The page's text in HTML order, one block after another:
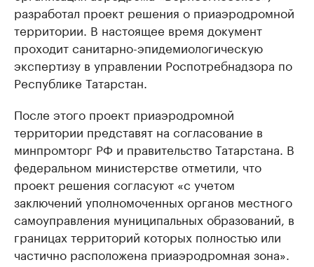
разработал проект решения о приаэродромной
территории. В настоящее время документ
проходит санитарно-эпидемиологическую
экспертизу в управлении Роспотребнадзора по
Республике Татарстан.
После этого проект приаэродромной
территории представят на согласование в
минпромторг РФ и правительство Татарстана. В
федеральном министерстве отметили, что
проект решения согласуют «с учетом
заключений уполномоченных органов местного
самоуправления муниципальных образований, в
границах территорий которых полностью или
частично расположена приаэродромная зона».